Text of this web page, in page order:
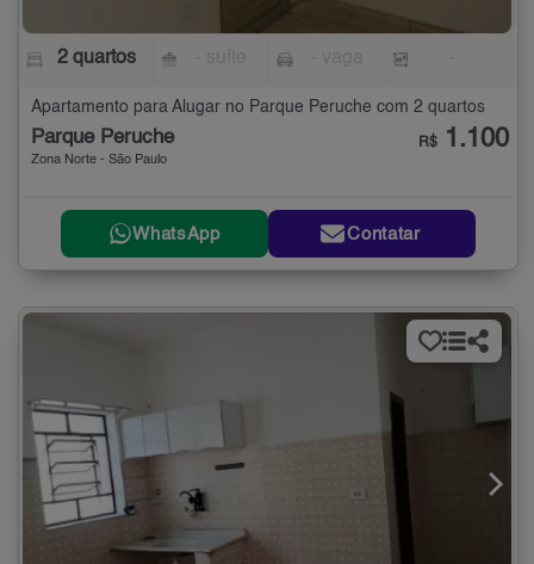
2 quartos
Apartamento para Alugar no Parque Peruche com 2 quartos
Parque Peruche
Zona Norte - São Paulo
R$ 1.100
WhatsApp Contatar